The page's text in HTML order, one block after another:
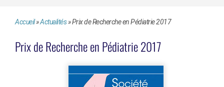
Accueil»Actualités»Prix de Recherche en Pédiatrie 2017
Prix de Recherche en Pédiatrie 2017